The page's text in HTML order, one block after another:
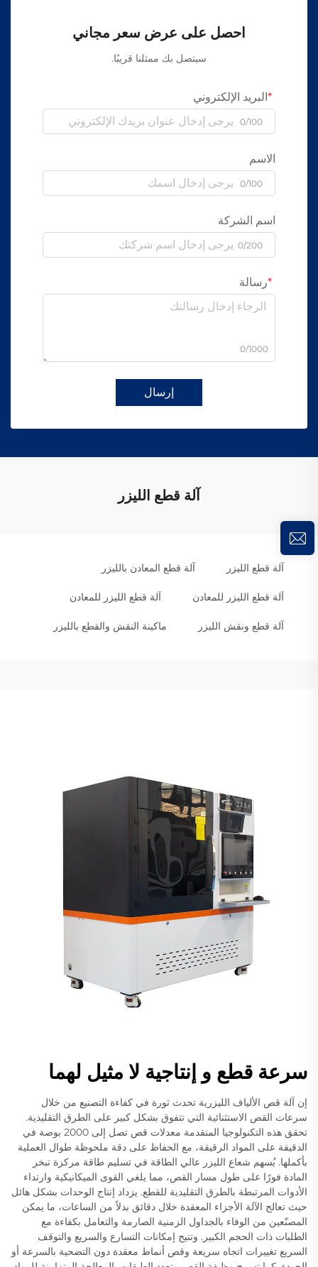
احصل على عرض سعر مجاني
سيتصل بك ممثلنا قريبًا.
البريد الإلكتروني
0/100
الاسم
0/100
اسم الشركة
0/200
رسالة
0/1000
إرسال
آلة قطع الليزر
آلة قطع الليزر آلة قطع المعادن بالليزر
آلة قطع الليزر للمعادن آلة قطع الليزر للمعادن
آلة قطع ونقش الليزر ماكينة النقش والقطع بالليزر
سرعة قطع و إنتاجية لا مثيل لهما
إن آلة قص الألياف الليزرية تحدث ثورة في كفاءة التصنيع من خلال
سرعات القص الاستثنائية التي تتفوق بشكل كبير على الطرق التقليدية.
تحقق هذه التكنولوجيا المتقدمة معدلات قص تصل إلى 2000 بوصة في
الدقيقة على المواد الرقيقة، مع الحفاظ على دقة ملحوظة طوال العملية
بأكملها. يُسهم شعاع الليزر عالي الطاقة في تسليم طاقة مركزة تبخر
المادة فورًا على طول مسار القص، مما يلغي القوى الميكانيكية وارتداء
الأدوات المرتبطة بالطرق التقليدية للقطع. يزداد إنتاج الوحدات بشكل هائل
حيث تعالج الآلة الأجزاء المعقدة خلال دقائق بدلاً من الساعات، ما يمكن
المصنّعين من الوفاء بالجداول الزمنية الصارمة والتعامل بكفاءة مع
الطلبات ذات الحجم الكبير. وتتيح إمكانات التسارع والسريع والتوقف
السريع تغييرات اتجاه سريعة وقص أنماط معقدة دون التضحية بالسرعة أو